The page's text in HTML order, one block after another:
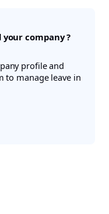
your company ?
profile and
to manage leave in